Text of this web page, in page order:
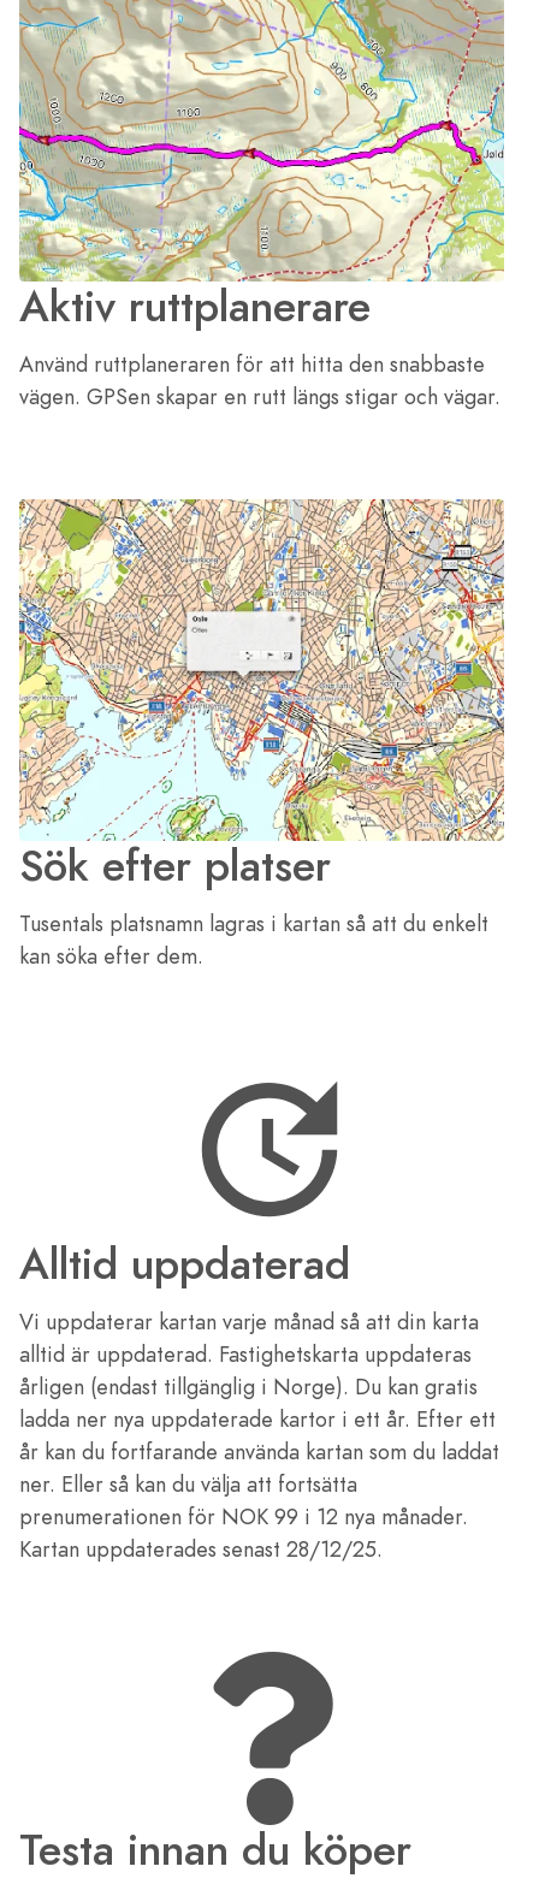
Aktiv ruttplanerare
Använd ruttplaneraren för att hitta den snabbaste
vägen. GPSen skapar en rutt längs stigar och vägar.
Sök efter platser
Tusentals platsnamn lagras i kartan så att du enkelt
kan söka efter dem.
Alltid uppdaterad
Vi uppdaterar kartan varje månad så att din karta
alltid är uppdaterad. Fastighetskarta uppdateras
årligen (endast tillgänglig i Norge). Du kan gratis
ladda ner nya uppdaterade kartor i ett år. Efter ett
år kan du fortfarande använda kartan som du laddat
ner. Eller så kan du välja att fortsätta
prenumerationen för NOK 99 i 12 nya månader.
Kartan uppdaterades senast 28/12/25.
Testa innan du köper